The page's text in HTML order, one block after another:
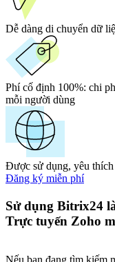
Dễ dàng di chuyển dữ
Phí cố định 100%: chi
mỗi người dùng
Được sử dụng, yêu
Đăng ký miễn phí
Sử dụng Bitrix24
Trực tuyến Zoho